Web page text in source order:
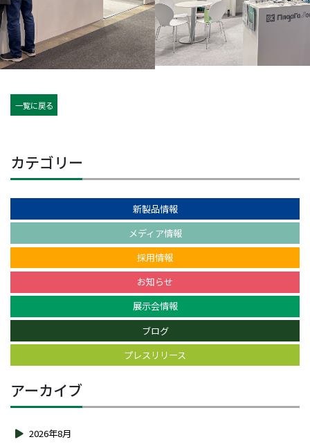
一覧に戻る
カテゴリー
新製品情報
メディア情報
採用情報
お知らせ
展示会情報
ブログ
プレスリリース
アーカイブ
2026年8月